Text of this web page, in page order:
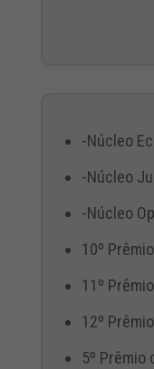
-Núcleo
-Núcleo
-Núcleo
10º
11º
12º
5º Prêmio